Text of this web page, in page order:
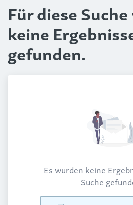
Für diese
keine
gefunden.
Es wurden keine
Suche